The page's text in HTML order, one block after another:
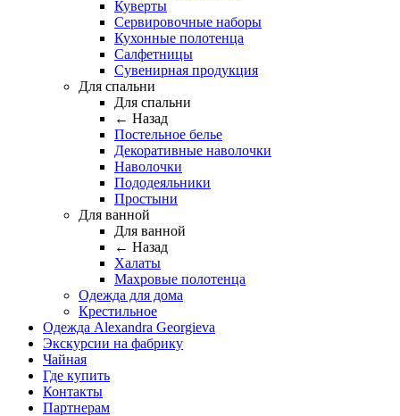
Куверты
Сервировочные наборы
Кухонные полотенца
Салфетницы
Сувенирная продукция
Для спальни
Для спальни
← Назад
Постельное белье
Декоративные наволочки
Наволочки
Пододеяльники
Простыни
Для ванной
Для ванной
← Назад
Халаты
Махровые полотенца
Одежда для дома
Крестильное
Одежда Alexandra Georgieva
Экскурсии на фабрику
Чайная
Где купить
Контакты
Партнерам